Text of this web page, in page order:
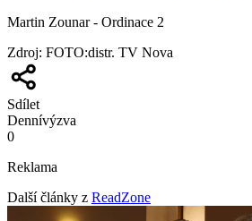
Martin Zounar - Ordinace 2
Zdroj: FOTO:distr. TV Nova
Sdílet
Dennívýzva
0
Reklama
Další články z ReadZone